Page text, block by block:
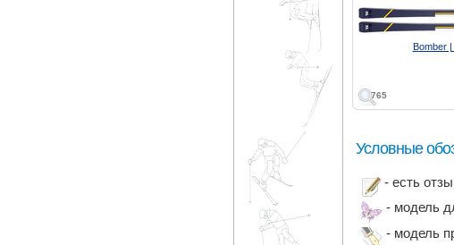
765
Bomber
Условные
- есть
- модель
- модель